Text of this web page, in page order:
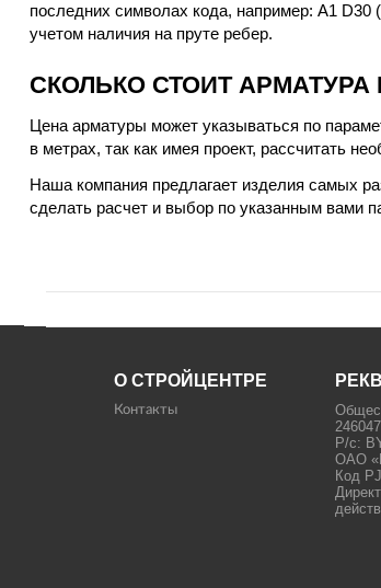
последних символах кода, например: А1
учетом наличия на пруте ребер.
СКОЛЬКО СТОИТ АРМАТУРА
Цена арматуры может указываться по
в метрах, так как имея проект, рассчитать
Наша компания предлагает изделия самых
сделать расчет и выбор по указанным вами
О СТРОЙЦЕНТРЕ
Контакты
Р/с:
ОАО
Код